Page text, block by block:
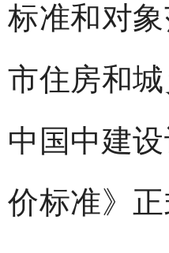
标准和对
市住房和
中国中建
价标准》